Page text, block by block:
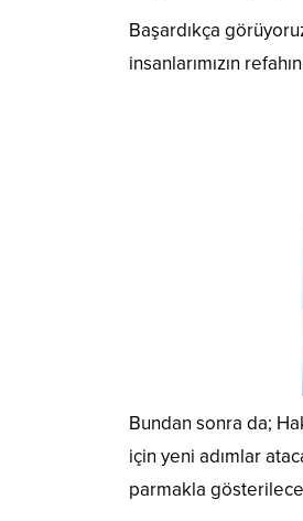
Başardıkça
insanlarımızın
Bundan sonra da;
için yeni adımlar
parmakla